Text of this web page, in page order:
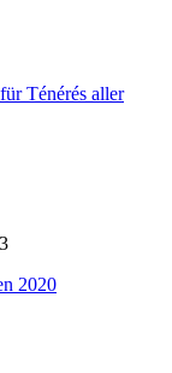
Ténérés aller
2020